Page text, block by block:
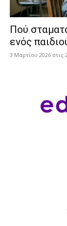
Πού
ενός
3 Μαρτίου 2026 στις